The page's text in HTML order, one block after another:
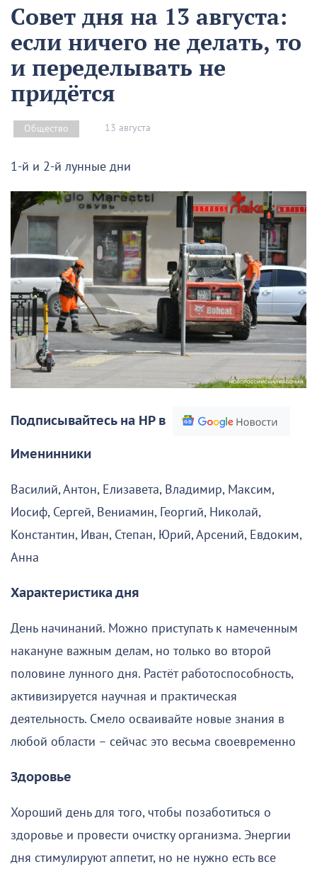
Совет дня на 13 августа:
если ничего не делать, то
и переделывать не
придётся
Общество 13 августа
1-й и 2-й лунные дни
Подписывайтесь на НР в
Именинники
Василий, Антон, Елизавета, Владимир, Максим,
Иосиф, Сергей, Вениамин, Георгий, Николай,
Константин, Иван, Степан, Юрий, Арсений, Евдоким,
Анна
Характеристика дня
День начинаний. Можно приступать к намеченным
накануне важным делам, но только во второй
половине лунного дня. Растёт работоспособность,
активизируется научная и практическая
деятельность. Смело осваивайте новые знания в
любой области – сейчас это весьма своевременно
Здоровье
Хороший день для того, чтобы позаботиться о
здоровье и провести очистку организма. Энергии
дня стимулируют аппетит, но не нужно есть все